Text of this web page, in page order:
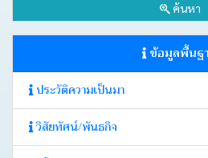
ค้นหา
ข้อมูลพื้นฐ
ประวัติความเป็นมา
วิสัยทัศน์/พันธกิจ
เว็บ
บอร์ด
Login